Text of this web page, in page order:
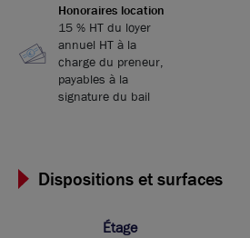
Honoraires location
15 % HT du loyer
annuel HT à la
charge du preneur,
payables à la
signature du bail
Dispositions et surfaces
Étage